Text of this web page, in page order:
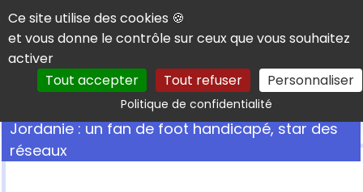
Panneau de gestion des cookies
Ce site utilise des cookies 🍪
et vous donne le contrôle sur ceux que vous souhaitez
activer
Tout accepter
Tout refuser Personnaliser
Politique de confidentialitéRechercher
Jordanie : un fan de foot handicapé, star des
réseaux